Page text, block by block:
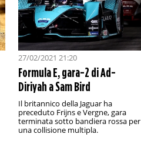
27/02/2021 21:20
Formula E, gara-2 di Ad-
Diriyah a Sam Bird
Il britannico della Jaguar ha
preceduto Frijns e Vergne, gara
terminata sotto bandiera rossa per
una collisione multipla.